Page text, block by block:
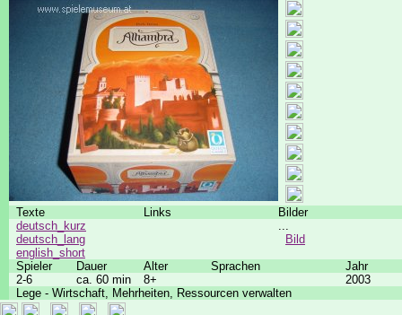
Texte Links
Bilder
deutsch_kurz
deutsch_lang
english_short
...
Bild
Spieler
Dauer Alter Sprachen
Jahr
2-6
ca. 60 min 8+
2003
Lege - Wirtschaft, Mehrheiten, Ressourcen verwalten